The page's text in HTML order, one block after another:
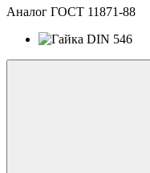
Аналог ГОСТ 11871-88